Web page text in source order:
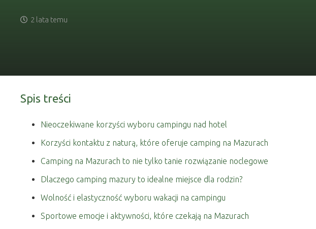
2 lata temu
Spis treści
Nieoczekiwane korzyści wyboru campingu nad hotel
Korzyści kontaktu z naturą, które oferuje camping na Mazurach
Camping na Mazurach to nie tylko tanie rozwiązanie noclegowe
Dlaczego camping mazury to idealne miejsce dla rodzin?
Wolność i elastyczność wyboru wakacji na campingu
Sportowe emocje i aktywności, które czekają na Mazurach